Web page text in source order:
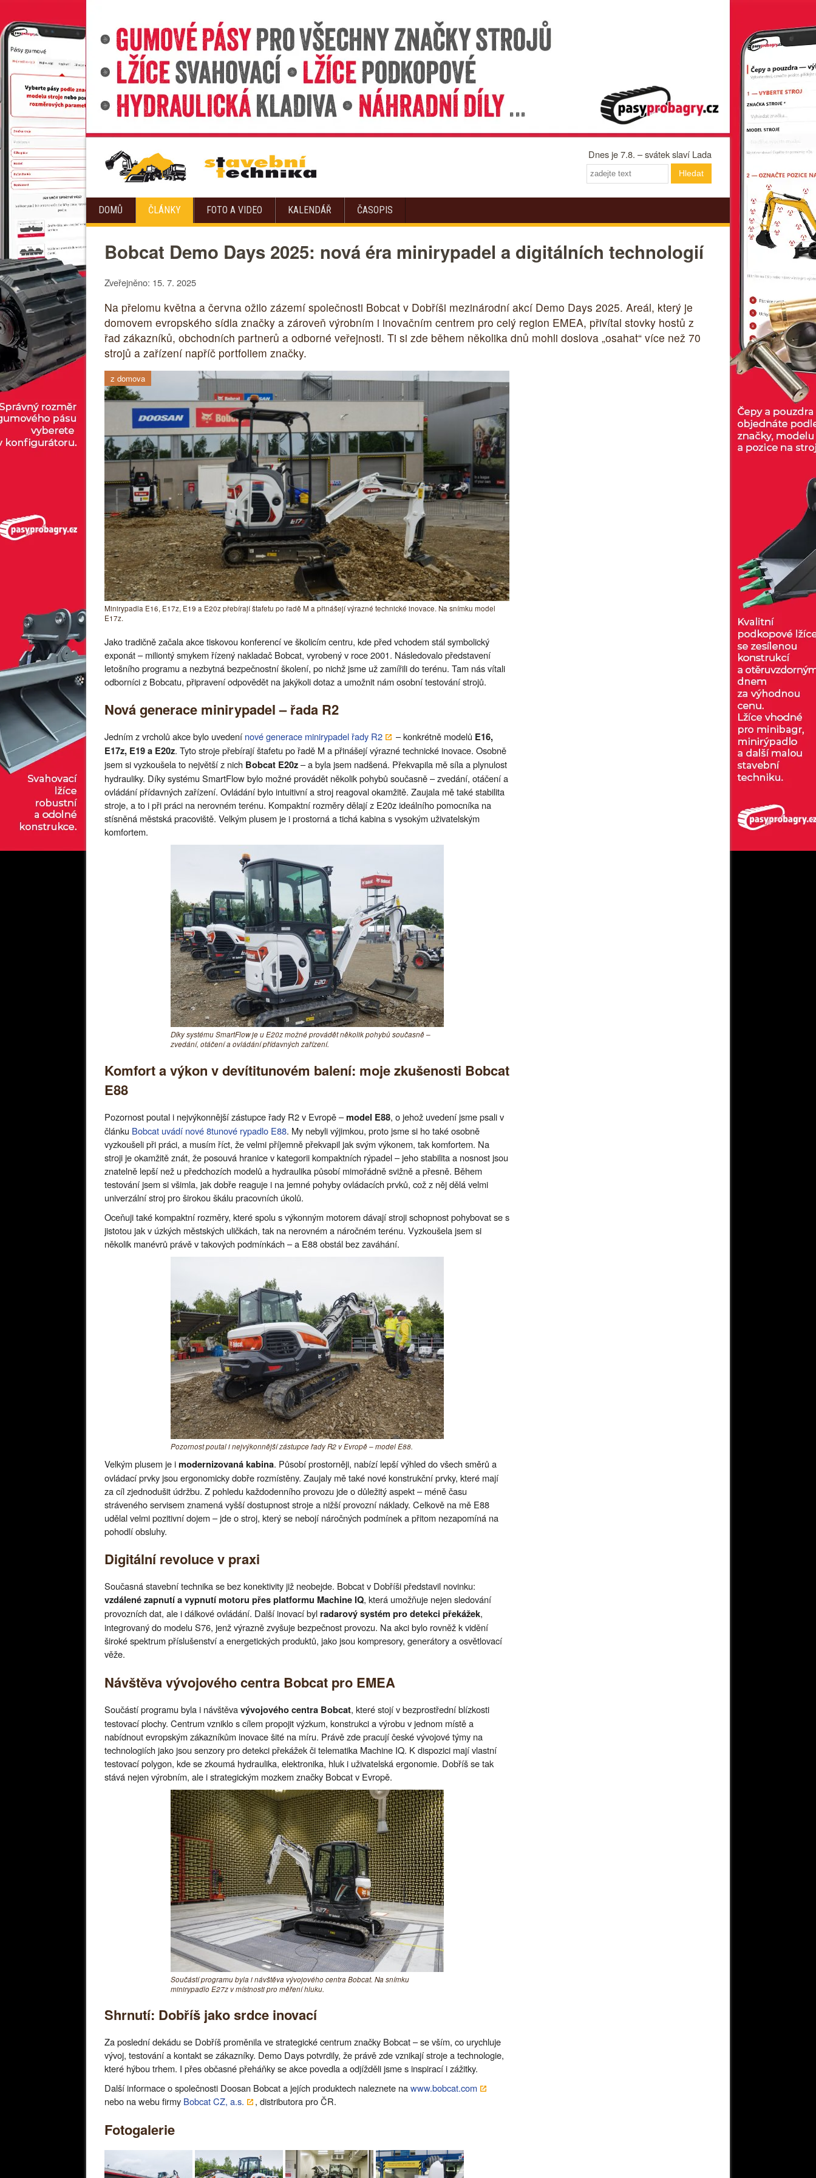
Dnes je 7.8. – svátek slaví Lada
Hledat
DOMŮ ČLÁNKY FOTO A VIDEO KALENDÁŘ ČASOPIS
Bobcat Demo Days 2025: nová éra minirypadel a digitálních technologií
Zveřejněno: 15. 7. 2025
Na přelomu května a června ožilo zázemí společnosti Bobcat v Dobříši mezinárodní akcí Demo Days 2025. Areál, který je
domovem evropského sídla značky a zároveň výrobním i inovačním centrem pro celý region EMEA, přivítal stovky hostů z
řad zákazníků, obchodních partnerů a odborné veřejnosti. Ti si zde během několika dnů mohli doslova „osahat“ více než 70
strojů a zařízení napříč portfoliem značky.
z domova
Minirypadla E16, E17z, E19 a E20z přebírají štafetu po řadě M a přinášejí výrazné technické inovace. Na snímku model
E17z.
Jako tradičně začala akce tiskovou konferencí ve školicím centru, kde před vchodem stál symbolický
exponát – miliontý smykem řízený nakladač Bobcat, vyrobený v roce 2001. Následovalo představení
letošního programu a nezbytná bezpečnostní školení, po nichž jsme už zamířili do terénu. Tam nás vítali
odborníci z Bobcatu, připravení odpovědět na jakýkoli dotaz a umožnit nám osobní testování strojů.
Nová generace minirypadel – řada R2
Jedním z vrcholů akce bylo uvedenínové generace minirypadel řady R2 – konkrétně modelů E16,
E17z, E19 a E20z. Tyto stroje přebírají štafetu po řadě M a přinášejí výrazné technické inovace. Osobně
jsem si vyzkoušela to největší z nich Bobcat E20z– a byla jsem nadšená. Překvapila mě síla a plynulost
hydrauliky. Díky systému SmartFlow bylo možné provádět několik pohybů současně – zvedání, otáčení a
ovládání přídavných zařízení. Ovládání bylo intuitivní a stroj reagoval okamžitě. Zaujala mě také stabilita
stroje, a to i při práci na nerovném terénu. Kompaktní rozměry dělají z E20z ideálního pomocníka na
stísněná městská pracoviště. Velkým plusem je i prostorná a tichá kabina s vysokým uživatelským
komfortem.
Díky systému SmartFlow je u E20z možné provádět několik pohybů současně –
zvedání, otáčení a ovládání přídavných zařízení.
Komfort a výkon v devítitunovém balení: moje zkušenosti Bobcat
E88
Pozornost poutal i nejvýkonnější zástupce řady R2 v Evropě –model E88, o jehož uvedení jsme psali v
článku Bobcat uvádí nové 8tunové rypadlo E88. My nebyli výjimkou, proto jsme si ho také osobně
vyzkoušeli při práci, a musím říct, že velmi příjemně překvapil jak svým výkonem, tak komfortem. Na
stroji je okamžitě znát, že posouvá hranice v kategorii kompaktních rýpadel – jeho stabilita a nosnost jsou
znatelně lepší než u předchozích modelů a hydraulika působí mimořádně svižně a přesně. Během
testování jsem si všimla, jak dobře reaguje i na jemné pohyby ovládacích prvků, což z něj dělá velmi
univerzální stroj pro širokou škálu pracovních úkolů.
Oceňuji také kompaktní rozměry, které spolu s výkonným motorem dávají stroji schopnost pohybovat se s
jistotou jak v úzkých městských uličkách, tak na nerovném a náročném terénu. Vyzkoušela jsem si
několik manévrů právě v takových podmínkách – a E88 obstál bez zaváhání.
Pozornost poutal i nejvýkonnější zástupce řady R2 v Evropě – model E88.
Velkým plusem je imodernizovaná kabina. Působí prostorněji, nabízí lepší výhled do všech směrů a
ovládací prvky jsou ergonomicky dobře rozmístěny. Zaujaly mě také nové konstrukční prvky, které mají
za cíl zjednodušit údržbu. Z pohledu každodenního provozu jde o důležitý aspekt – méně času
stráveného servisem znamená vyšší dostupnost stroje a nižší provozní náklady. Celkově na mě E88
udělal velmi pozitivní dojem – jde o stroj, který se nebojí náročných podmínek a přitom nezapomíná na
pohodlí obsluhy.
Digitální revoluce v praxi
Současná stavební technika se bez konektivity již neobejde. Bobcat v Dobříši představil novinku:
vzdálené zapnutí a vypnutí motoru přes platformu Machine IQ, která umožňuje nejen sledování
provozních dat, ale i dálkové ovládání. Další inovací byl radarový systém pro detekci překážek,
integrovaný do modelu S76, jenž výrazně zvyšuje bezpečnost provozu. Na akci bylo rovněž k vidění
široké spektrum příslušenství a energetických produktů, jako jsou kompresory, generátory a osvětlovací
věže.
Návštěva vývojového centra Bobcat pro EMEA
Součástí programu byla i návštěvavývojového centra Bobcat, které stojí v bezprostřední blízkosti
testovací plochy. Centrum vzniklo s cílem propojit výzkum, konstrukci a výrobu v jednom místě a
nabídnout evropským zákazníkům inovace šité na míru. Právě zde pracují české vývojové týmy na
technologiích jako jsou senzory pro detekci překážek či telematika Machine IQ. K dispozici mají vlastní
testovací polygon, kde se zkoumá hydraulika, elektronika, hluk i uživatelská ergonomie. Dobříš se tak
stává nejen výrobním, ale i strategickým mozkem značky Bobcat v Evropě.
Součástí programu byla i návštěva vývojového centra Bobcat. Na snímku
minirypadlo E27z v místnosti pro měření hluku.
Shrnutí: Dobříš jako srdce inovací
Za poslední dekádu se Dobříš proměnila ve strategické centrum značky Bobcat – se vším, co urychluje
vývoj, testování a kontakt se zákazníky. Demo Days potvrdily, že právě zde vznikají stroje a technologie,
které hýbou trhem. I přes občasné přeháňky se akce povedla a odjížděli jsme s inspirací i zážitky.
Další informace o společnosti Doosan Bobcat a jejích produktech naleznete nawww.bobcat.com
nebo na webu firmy Bobcat CZ, a.s. , distributora pro ČR.
Fotogalerie